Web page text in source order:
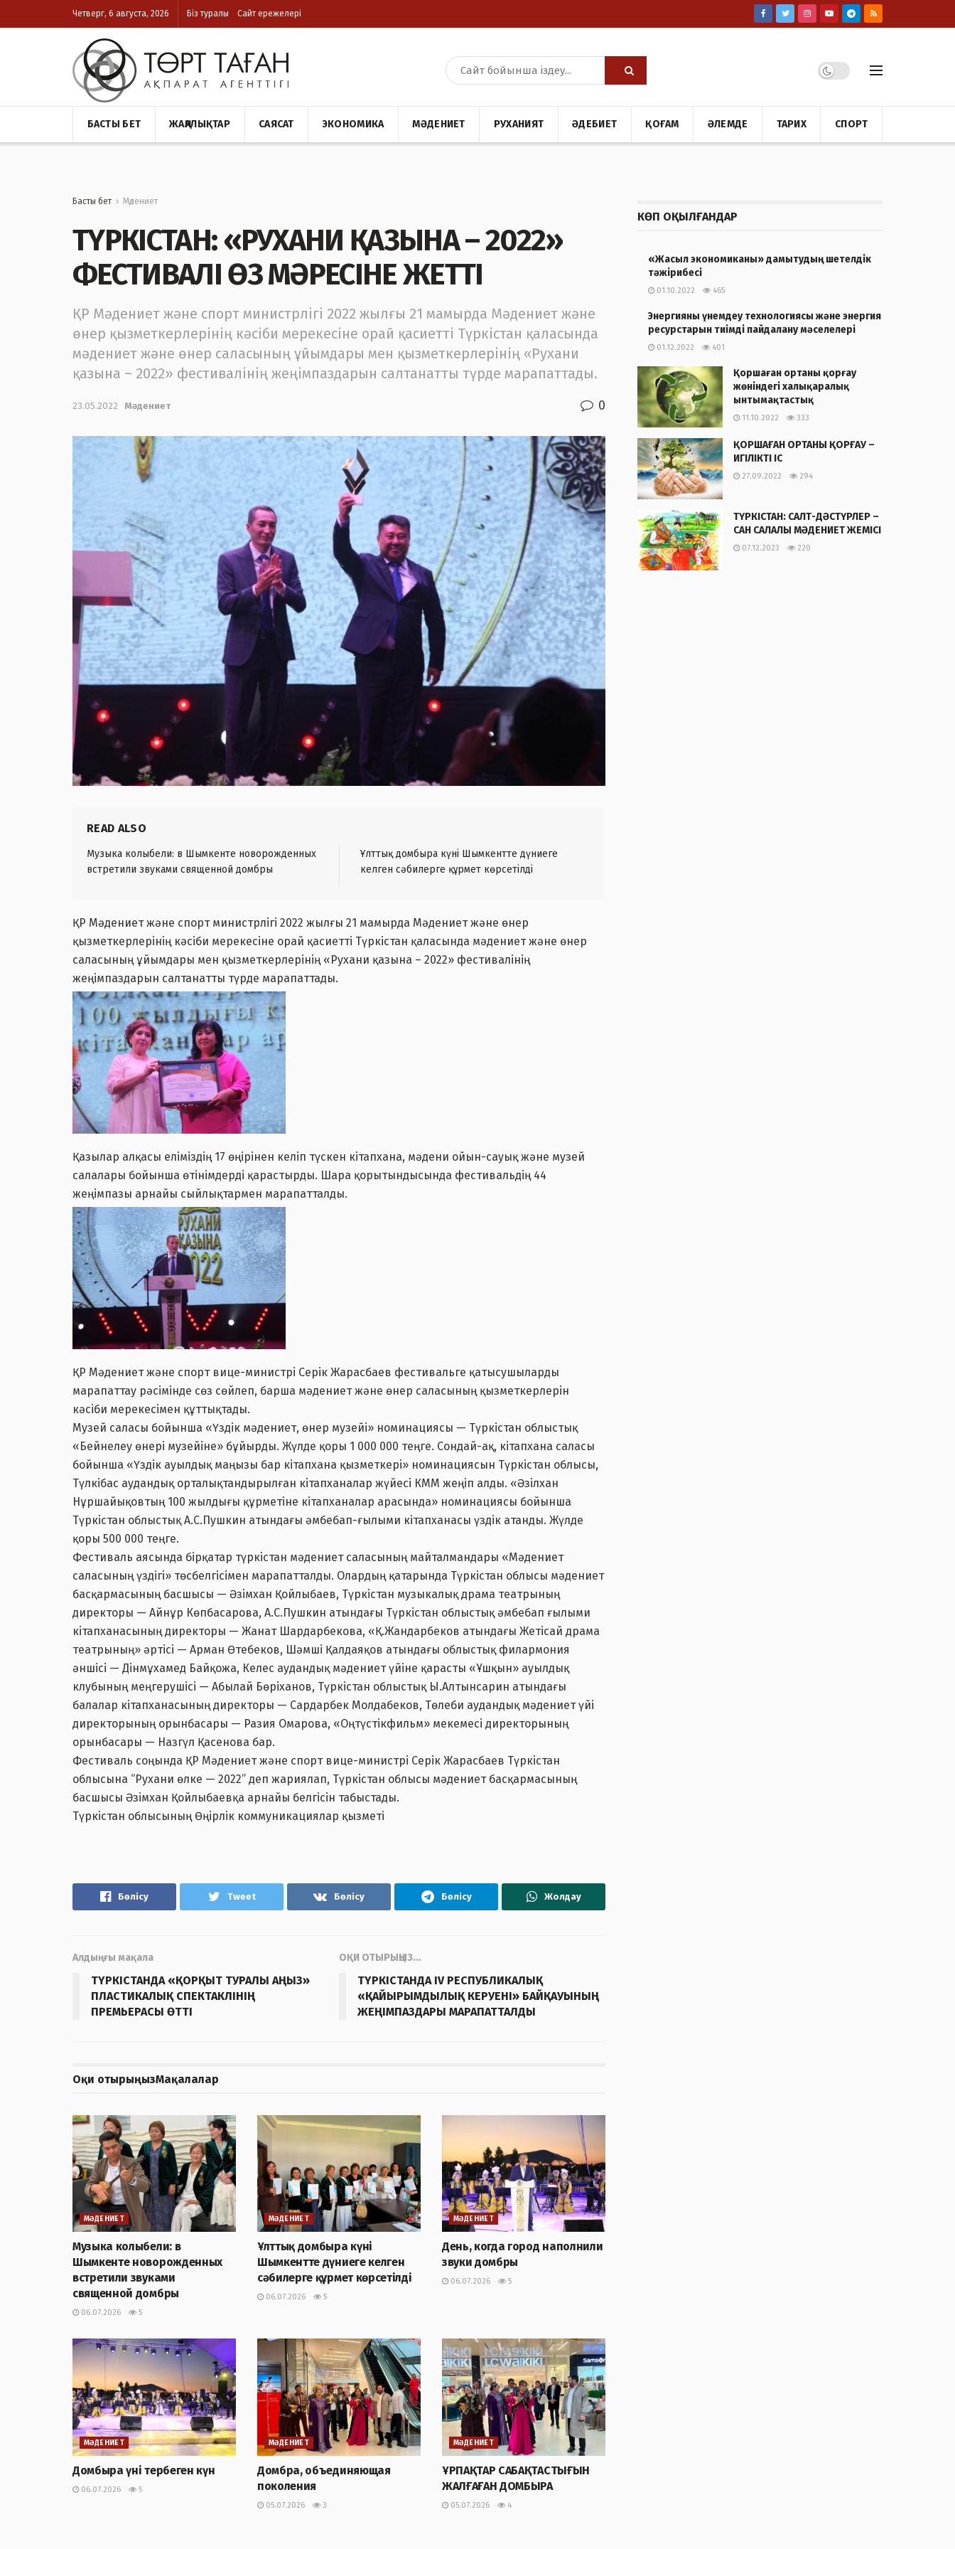
Четверг, 6 августа, 2026 Біз туралы Сайт ережелері
БАСТЫ БЕТ ЖАҢАЛЫҚТАР САЯСАТ ЭКОНОМИКА МӘДЕНИЕТ РУХАНИЯТ ӘДЕБИЕТ ҚОҒАМ ӘЛЕМДЕ ТАРИХ СПОРТ
Басты бет Мәдениет
ТҮРКІСТАН: «РУХАНИ ҚАЗЫНА – 2022»
ФЕСТИВАЛІ ӨЗ МӘРЕСІНЕ ЖЕТТІ
ҚР Мәдениет және спорт министрлігі 2022 жылғы 21 мамырда Мәдениет және
өнер қызметкерлерінің кәсіби мерекесіне орай қасиетті Түркістан қаласында
мәдениет және өнер саласының ұйымдары мен қызметкерлерінің «Рухани
қазына – 2022» фестивалінің жеңімпаздарын салтанатты түрде марапаттады.
23.05.2022 Мәдениет 0
READ ALSO
Музыка колыбели: в Шымкенте новорожденных
встретили звуками священной домбры
Ұлттық домбыра күні Шымкентте дүниеге
келген сәбилерге құрмет көрсетілді
ҚР Мәдениет және спорт министрлігі 2022 жылғы 21 мамырда Мәдениет және өнер
қызметкерлерінің кәсіби мерекесіне орай қасиетті Түркістан қаласында мәдениет және өнер
саласының ұйымдары мен қызметкерлерінің «Рухани қазына – 2022» фестивалінің
жеңімпаздарын салтанатты түрде марапаттады.
Қазылар алқасы еліміздің 17 өңірінен келіп түскен кітапхана, мәдени ойын-сауық және музей
салалары бойынша өтінімдерді қарастырды. Шара қорытындысында фестивальдің 44
жеңімпазы арнайы сыйлықтармен марапатталды.
ҚР Мәдениет және спорт вице-министрі Серік Жарасбаев фестивальге қатысушыларды
марапаттау рәсімінде сөз сөйлеп, барша мәдениет және өнер саласының қызметкерлерін
кәсіби мерекесімен құттықтады.
Музей саласы бойынша «Үздік мәдениет, өнер музейі» номинациясы — Түркістан облыстық
«Бейнелеу өнері музейіне» бұйырды. Жүлде қоры 1 000 000 теңге. Сондай-ақ, кітапхана саласы
бойынша «Үздік ауылдық маңызы бар кітапхана қызметкері» номинациясын Түркістан облысы,
Түлкібас аудандық орталықтандырылған кітапханалар жүйесі КММ жеңіп алды. «Әзілхан
Нұршайықовтың 100 жылдығы құрметіне кітапханалар арасында» номинациясы бойынша
Түркістан облыстық А.С.Пушкин атындағы әмбебап-ғылыми кітапханасы үздік атанды. Жүлде
қоры 500 000 теңге.
Фестиваль аясында бірқатар түркістан мәдениет саласының майталмандары «Мәдениет
саласының үздігі» төсбелгісімен марапатталды. Олардың қатарында Түркістан облысы мәдениет
басқармасының басшысы — Әзімхан Қойлыбаев, Түркістан музыкалық драма театрының
директоры — Айнұр Көпбасарова, А.С.Пушкин атындағы Түркістан облыстық әмбебап ғылыми
кітапханасының директоры — Жанат Шардарбекова, «Қ.Жандарбеков атындағы Жетісай драма
театрының» әртісі — Арман Өтебеков, Шәмші Қалдаяқов атындағы облыстық филармония
әншісі — Дінмұхамед Байқожа, Келес аудандық мәдениет үйіне қарасты «Ұшқын» ауылдық
клубының меңгерушісі — Абылай Бөріханов, Түркістан облыстық Ы.Алтынсарин атындағы
балалар кітапханасының директоры — Сардарбек Молдабеков, Төлеби аудандық мәдениет үйі
директорының орынбасары — Разия Омарова, «Оңтүстікфильм» мекемесі директорының
орынбасары — Назгүл Қасенова бар.
Фестиваль соңында ҚР Мәдениет және спорт вице-министрі Серік Жарасбаев Түркістан
облысына “Рухани өлке — 2022” деп жариялап, Түркістан облысы мәдениет басқармасының
басшысы Әзімхан Қойлыбаевқа арнайы белгісін табыстады.
Түркістан облысының Өңірлік коммуникациялар қызметі
Бөлісу Tweet Бөлісу Бөлісу Жолдау
Алдыңғы мақала
ТҮРКІСТАНДА «ҚОРҚЫТ ТУРАЛЫ АҢЫЗ»
ПЛАСТИКАЛЫҚ СПЕКТАКЛІНІҢ
ПРЕМЬЕРАСЫ ӨТТІ
ОҚИ ОТЫРЫҢЫЗ...
ТҮРКІСТАНДА IV РЕСПУБЛИКАЛЫҚ
«ҚАЙЫРЫМДЫЛЫҚ КЕРУЕНІ» БАЙҚАУЫНЫҢ
ЖЕҢІМПАЗДАРЫ МАРАПАТТАЛДЫ
Оқи отырыңызМақалалар
МӘДЕНИЕТ
Музыка колыбели: в
Шымкенте новорожденных
встретили звуками
священной домбры
06.07.2026 5
МӘДЕНИЕТ
Ұлттық домбыра күні
Шымкентте дүниеге келген
сәбилерге құрмет көрсетілді
06.07.2026 5
МӘДЕНИЕТ
День, когда город наполнили
звуки домбры
06.07.2026 5
МӘДЕНИЕТ
Домбыра үні тербеген күн
06.07.2026 5
МӘДЕНИЕТ
Домбра, объединяющая
поколения
05.07.2026 3
МӘДЕНИЕТ
ҰРПАҚТАР САБАҚТАСТЫҒЫН
ЖАЛҒАҒАН ДОМБЫРА
05.07.2026 4
КӨП ОҚЫЛҒАНДАР
«Жасыл экономиканы» дамытудың шетелдік
тәжірибесі
01.10.2022 465
Энергияны үнемдеу технологиясы және энергия
ресурстарын тиімді пайдалану мәселелері
01.12.2022 401
Қоршаған ортаны қорғау
жөніндегі халықаралық
ынтымақтастық
11.10.2022 333
ҚОРШАҒАН ОРТАНЫ ҚОРҒАУ –
ИГІЛІКТІ ІС
27.09.2022 294
ТҮРКІСТАН: САЛТ-ДӘСТҮРЛЕР –
САН САЛАЛЫ МӘДЕНИЕТ ЖЕМІСІ
07.12.2023 220